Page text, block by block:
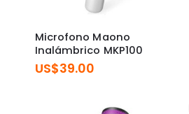
Microfono Maono
Inalámbrico MKP100
US$39.00